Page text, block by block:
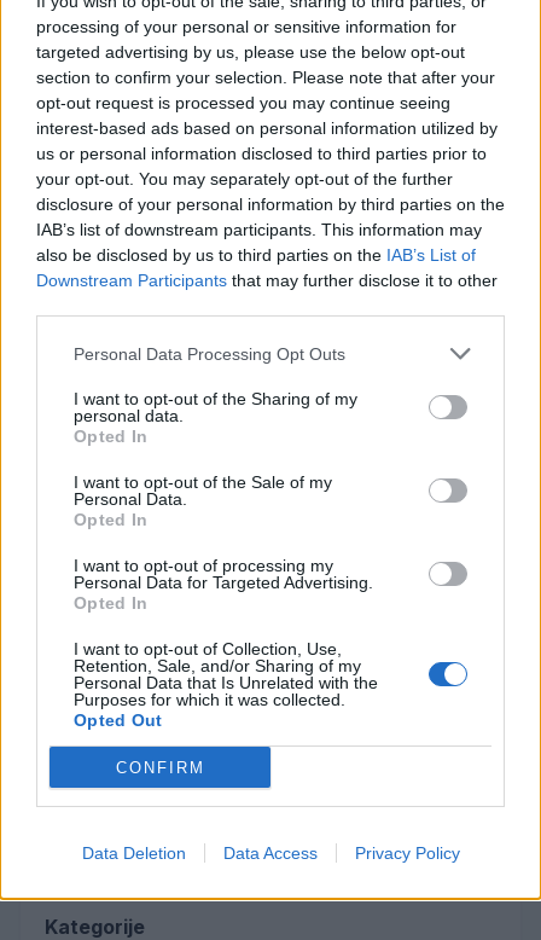
processing of your personal or sensitive information for
targeted advertising by us, please use the below opt-out
section to confirm your selection. Please note that after your
opt-out request is processed you may continue seeing
interest-based ads based on personal information utilized by
us or personal information disclosed to third parties prior to
your opt-out. You may separately opt-out of the further
disclosure of your personal information by third parties on the
IAB’s list of downstream participants. This information may
also be disclosed by us to third parties on the IAB’s List of
Downstream Participants that may further disclose it to other
Personal Data Processing Opt Outs
I want to opt-out of the Sharing of my
personal data.
Opted In
I want to opt-out of the Sale of my
Personal Data.
Opted In
I want to opt-out of processing my
Personal Data for Targeted Advertising.
Opted In
I want to opt-out of Collection, Use,
Retention, Sale, and/or Sharing of my
Personal Data that Is Unrelated with the
Purposes for which it was collected.
Opted Out
CONFIRM
Data Deletion Data Access Privacy Policy
V ponedeljek bo v naselju Ravne
prekinjena oziroma motena dobava
pitne vode
25. julij 2026
Po 297. členu Kazenskega zakonika je
posameznik kazensko odgovoren za javno spodbujanje
sovraštva, nasilja ali nestrpnosti. Komentarji z žaljivimi,
bodo odstranjeni. Pravila komentiranja →
Failed to fetch
Najbolj brano
Občina Šoštanj je pričela z obnovo vodovoda in
kanalizacije na območju Penšek v Florjanu
velenjske picerije o padcu s padalom na
Hrvaškem
Za posledicami prometne nesreče umrl 95-letni
kolesar
4
Znanih več informacij o tragediji v Vuhredu: V
omenjeni družini policija doslej še nikoli ni
posredovala
5
Od srede bo v Florjanu pod cerkvijo
Kategorije